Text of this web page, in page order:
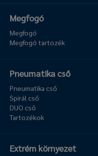
Megfogó
Megfogó
Megfogó tartozék
Pneumatika cső
Pneumatika cső
Spirál cső
DUO cső
Tartozékok
Extrém környezet